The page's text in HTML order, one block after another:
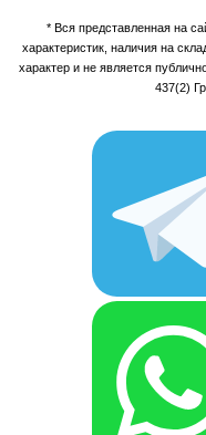
* Вся представленная на
характеристик, наличия на
характер и не является
437(2)